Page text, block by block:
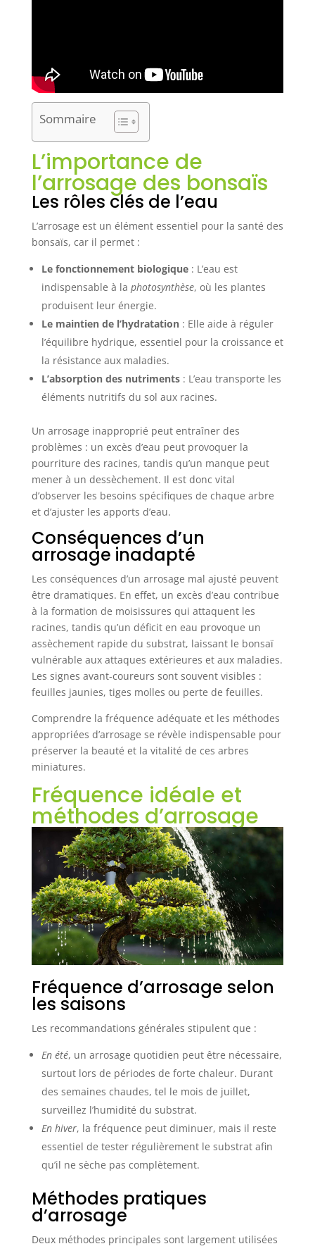
Sommaire
L’importance de
l’arrosage des bonsaïs
Les rôles clés de l’eau
L’arrosage est un élément essentiel pour la santé des
bonsaïs, car il permet :
Le fonctionnement biologique: L’eau est
indispensable à la photosynthèse, où les plantes
produisent leur énergie.
Le maintien de l’hydratation: Elle aide à réguler
l’équilibre hydrique, essentiel pour la croissance et
la résistance aux maladies.
L’absorption des nutriments: L’eau transporte les
éléments nutritifs du sol aux racines.
Un arrosage inapproprié peut entraîner des
problèmes : un excès d’eau peut provoquer la
pourriture des racines, tandis qu’un manque peut
mener à un dessèchement. Il est donc vital
d’observer les besoins spécifiques de chaque arbre
et d’ajuster les apports d’eau.
Conséquences d’un
arrosage inadapté
Les conséquences d’un arrosage mal ajusté peuvent
être dramatiques. En effet, un excès d’eau contribue
à la formation de moisissures qui attaquent les
racines, tandis qu’un déficit en eau provoque un
assèchement rapide du substrat, laissant le bonsaï
vulnérable aux attaques extérieures et aux maladies.
Les signes avant-coureurs sont souvent visibles :
feuilles jaunies, tiges molles ou perte de feuilles.
Comprendre la fréquence adéquate et les méthodes
appropriées d’arrosage se révèle indispensable pour
préserver la beauté et la vitalité de ces arbres
miniatures.
Fréquence idéale et
méthodes d’arrosage
Fréquence d’arrosage selon
les saisons
Les recommandations générales stipulent que :
En été, un arrosage quotidien peut être nécessaire,
surtout lors de périodes de forte chaleur. Durant
des semaines chaudes, tel le mois de juillet,
surveillez l’humidité du substrat.
En hiver, la fréquence peut diminuer, mais il reste
essentiel de tester régulièrement le substrat afin
qu’il ne sèche pas complètement.
Méthodes pratiques
d’arrosage
Deux méthodes principales sont largement utilisées